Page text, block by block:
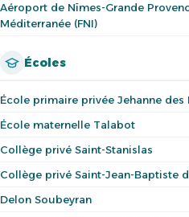
Aéroport de Nîmes-Grande
Méditerranée (FNI)
Écoles
École primaire privée Jehanne des
École maternelle Talabot
Collège privé Saint-Stanislas
Collège privé Saint-Jean-Baptiste
Delon Soubeyran